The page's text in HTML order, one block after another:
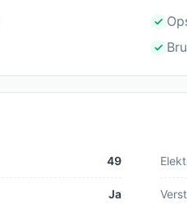
49
Ja